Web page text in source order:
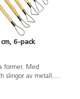
6-pack
former. Med
slingor av metall.